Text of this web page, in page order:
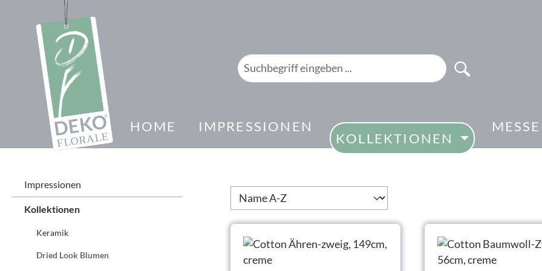
Zur Hauptnavigation springen
HOME IMPRESSIONEN
KOLLEKTIONEN
Impressionen
Kollektionen
Keramik
Dried Look Blumen